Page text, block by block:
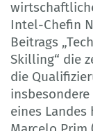
Intel-Chefin
Beitrags
Skilling“ die
die
eines